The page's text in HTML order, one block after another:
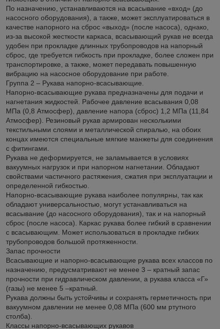
По назначению, устанавливаются на всасывание «вход» (до
насосного оборудования), а также, может эксплуатироваться в
качестве напорного на сброс «выход» (после насоса), однако,
из-за высокой жесткости каркаса, всасывающий рукав не всегда
удобен при прокладке длинных трубопроводов на напорный
сброс, где требуется гибкость при прокладке, более сложен при
транспортировке, а также, может передавать повышенную
вибрацию на насосное оборудование при работе.
Группа 2 – Рукава напорно-всасывающие.
Напорно-всасывающие рукава предназначены для подачи и
нагнетания жидкостей. Рабочее давление всасывания 0,08
МПа (0,8 Атмосфер), давление напора (сброс) 1,2 МПа (11,84
Атмосфер). Резиновый рукав армирован несколькими
текстильными слоями и металлической спиралью, на обоих
концах имеются специальные мягкие манжеты для соединения
с фитингами.
Рукава не деформируется, не заламывается в условиях
вакуумных нагрузок и при напорном нагнетании. Обладают
свойствами частичного растяжения, сжатия при эксплуатации и
определенной гибкостью.
Напорно-всасывающие рукава наиболее популярны, так как
обладают универсальностью, могут устанавливаться на
всасывание (до насосного оборудования), так и на напорный
сброс (после насоса). Каркас рукава более гибкий в сравнении
с всасывающим. Может использоваться в прокладке гибких
трубопроводов большой протяженности.
Запас прочности
Всасывающие и напорно-всасывающие рукава всех классов по
назначению, предусматривают не менее 3 – кратный запас
прочности при гидравлическом давлении, а рукава класса «Г»
(газы) не менее 5 –кратный.
Рукава должны быть устойчивы и сохранять герметичность при
вакуумном давлении не менее 0,08 МПа (600 мм ртутного
столба).
Классы напорно-всасывающих рукавов